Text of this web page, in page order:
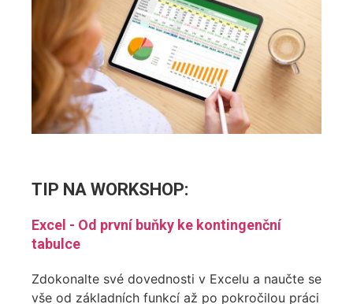
TIP NA WORKSHOP:
Excel - Od první buňky ke kontingenční
tabulce
Zdokonalte své dovednosti v Excelu a naučte se
vše od základních funkcí až po pokročilou práci